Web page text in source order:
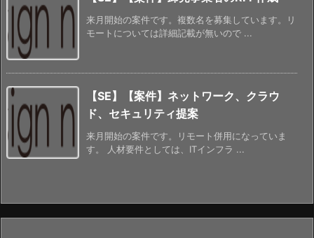
来月開始の案件です。複数名を募集しています。リ
モートについては詳細記載が無いので ...
【SE】【案件】ネットワーク、クラウ
ド、セキュリティ提案
来月開始の案件です。リモート併用になっていま
す。 人材要件としては、ITインフラ ...